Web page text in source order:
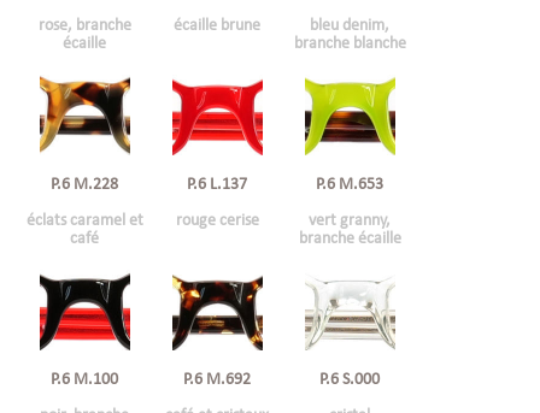
rose, branche
écaille
écaille brune
bleu denim,
branche blanche
P.6 M.228
éclats caramel et
café
P.6 L.137
rouge cerise
P.6 M.653
vert granny,
branche écaille
P.6 M.100
P.6 M.692
P.6 S.000